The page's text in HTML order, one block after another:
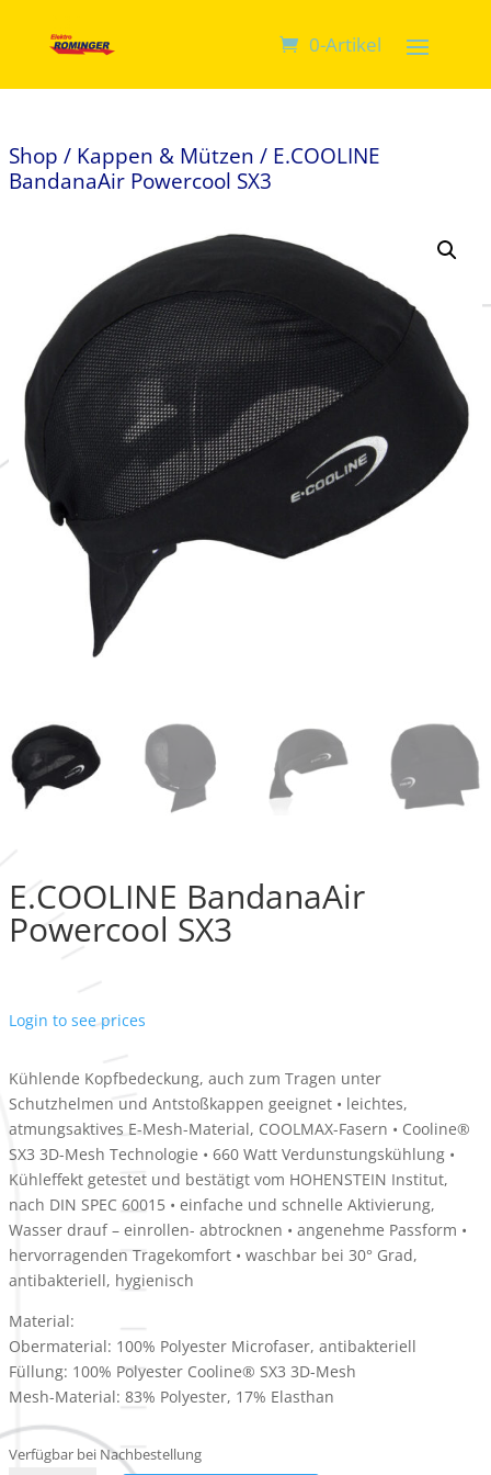
0-Artikel
Shop / Kappen & Mützen / E.COOLINE
BandanaAir Powercool SX3
E.COOLINE BandanaAir
Powercool SX3
Login to see prices
Kühlende Kopfbedeckung, auch zum Tragen unter
Schutzhelmen und Antstoßkappen geeignet • leichtes,
atmungsaktives E-Mesh-Material, COOLMAX-Fasern • Cooline®
SX3 3D-Mesh Technologie • 660 Watt Verdunstungskühlung •
Kühleffekt getestet und bestätigt vom HOHENSTEIN Institut,
nach DIN SPEC 60015 • einfache und schnelle Aktivierung,
Wasser drauf – einrollen- abtrocknen • angenehme Passform •
hervorragenden Tragekomfort • waschbar bei 30° Grad,
antibakteriell, hygienisch
Material:
Obermaterial: 100% Polyester Microfaser, antibakteriell
Füllung: 100% Polyester Cooline® SX3 3D-Mesh
Mesh-Material: 83% Polyester, 17% Elasthan
Verfügbar bei Nachbestellung